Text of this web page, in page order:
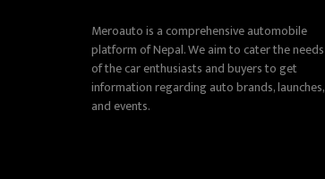
Meroauto is a comprehensive automobile
platform of Nepal. We aim to cater the needs
of the car enthusiasts and buyers to get
information regarding auto brands, launches,
and events.